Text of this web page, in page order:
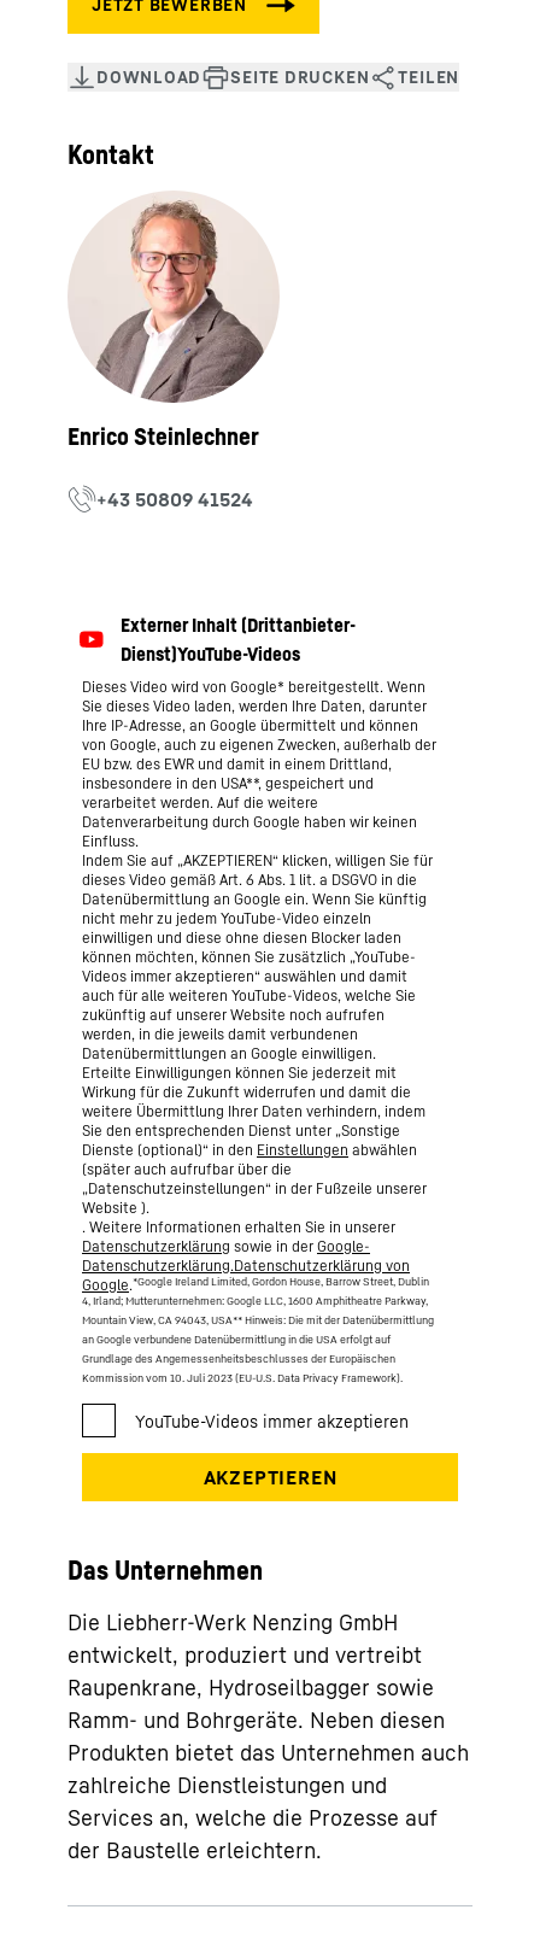
Dieses Video wird von Google* bereitgestellt. Wenn
Sie dieses Video laden, werden Ihre Daten, darunter
Ihre IP-Adresse, an Google übermittelt und können
von Google, auch zu eigenen Zwecken, außerhalb der
EU bzw. des EWR und damit in einem Drittland,
insbesondere in den USA**, gespeichert und
verarbeitet werden. Auf die weitere
Datenverarbeitung durch Google haben wir keinen
Einfluss.
Indem Sie auf „AKZEPTIEREN“ klicken, willigen Sie für
dieses Video gemäß Art. 6 Abs. 1 lit. a DSGVO in die
Datenübermittlung an Google ein. Wenn Sie künftig
nicht mehr zu jedem YouTube-Video einzeln
einwilligen und diese ohne diesen Blocker laden
können möchten, können Sie zusätzlich „YouTube-
Videos immer akzeptieren“ auswählen und damit
auch für alle weiteren YouTube-Videos, welche Sie
zukünftig auf unserer Website noch aufrufen
werden, in die jeweils damit verbundenen
Datenübermittlungen an Google einwilligen.
Erteilte Einwilligungen können Sie jederzeit mit
Wirkung für die Zukunft widerrufen und damit die
weitere Übermittlung Ihrer Daten verhindern, indem
Sie den entsprechenden Dienst unter „Sonstige
Dienste (optional)“ in den Einstellungen abwählen
(später auch aufrufbar über die
„Datenschutzeinstellungen“ in der Fußzeile unserer
Website ).
. Weitere Informationen erhalten Sie in unserer
Datenschutzerklärung sowie in der Google-
Datenschutzerklärung.Datenschutzerklärung von
Google.*Google Ireland Limited, Gordon House, Barrow Street, Dublin
4, Irland; Mutterunternehmen: Google LLC, 1600 Amphitheatre Parkway,
Mountain View, CA 94043, USA** Hinweis: Die mit der Datenübermittlung
an Google verbundene Datenübermittlung in die USA erfolgt auf
Grundlage des Angemessenheitsbeschlusses der Europäischen
Kommission vom 10. Juli 2023 (EU-U.S. Data Privacy Framework).
Das Unternehmen
Die Liebherr-Werk Nenzing GmbH
entwickelt, produziert und vertreibt
Raupenkrane, Hydroseilbagger sowie
Ramm- und Bohrgeräte. Neben diesen
Produkten bietet das Unternehmen auch
zahlreiche Dienstleistungen und
Services an, welche die Prozesse auf
der Baustelle erleichtern.
Kontakt